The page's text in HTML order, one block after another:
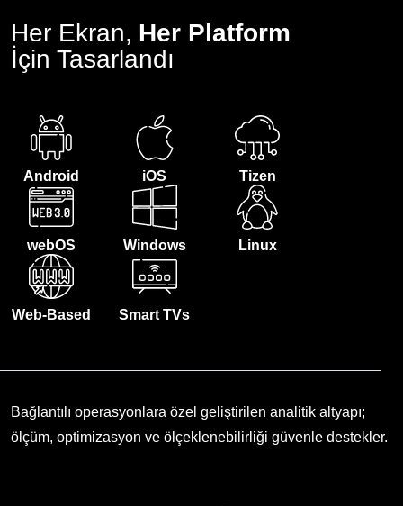
Her Ekran, Her Platform
İçin Tasarlandı
Android iOS Tizen
webOS Windows Linux
Web-Based Smart TVs
Bağlantılı operasyonlara özel geliştirilen analitik altyapı;
ölçüm, optimizasyon ve ölçeklenebilirliği güvenle destekler.